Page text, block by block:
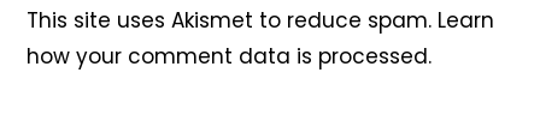
This site uses Akismet to reduce spam. Learn
how your comment data is processed.